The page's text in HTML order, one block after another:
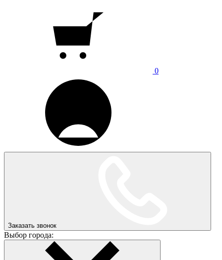
0
Заказать звонок
Выбор города: